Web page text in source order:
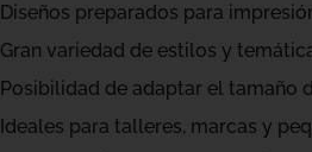
Diseños preparados para
Gran variedad de estilos y
Posibilidad de adaptar el tamaño
Ideales para talleres, marcas y